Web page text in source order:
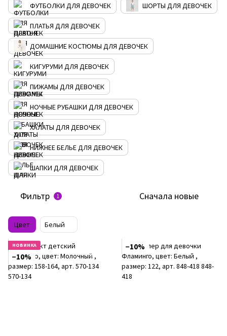
ФУТБОЛКИ ДЛЯ ДЕВОЧЕК ШОРТЫ ДЛЯ ДЕВОЧЕК
ПЛАТЬЯ ДЛЯ ДЕВОЧЕК
ДОМАШНИЕ КОСТЮМЫ ДЛЯ ДЕВОЧЕК
КИГУРУМИ ДЛЯ ДЕВОЧЕК
ПИЖАМЫ ДЛЯ ДЕВОЧЕК
НОЧНЫЕ РУБАШКИ ДЛЯ ДЕВОЧЕК
ХАЛАТЫ ДЛЯ ДЕВОЧЕК
НИЖНЕЕ БЕЛЬЕ ДЛЯ ДЕВОЧЕК
ШАПКИ ДЛЯ ДЕВОЧЕК
Фильтр 1 Сначала новые
Цвет Белый
НОВИНКА
−10%
−10%